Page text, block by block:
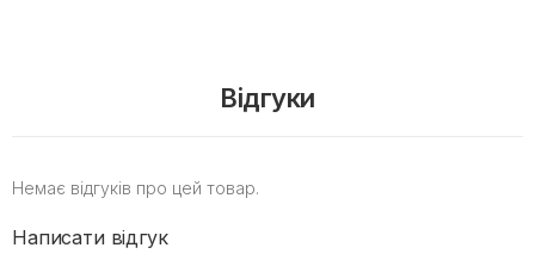
Відгуки
Немає відгуків про цей товар.
Написати відгук